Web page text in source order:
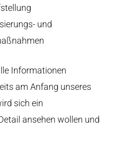
und
Informationen
am Anfang unseres
sich ein
ansehen wollen und